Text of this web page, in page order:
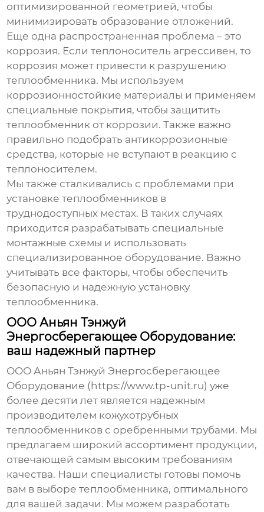
оптимизированной геометрией, чтобы
минимизировать образование отложений.
Еще одна распространенная проблема – это
коррозия. Если теплоноситель агрессивен, то
коррозия может привести к разрушению
теплообменника. Мы используем
коррозионностойкие материалы и применяем
специальные покрытия, чтобы защитить
теплообменник от коррозии. Также важно
правильно подобрать антикоррозионные
средства, которые не вступают в реакцию с
теплоносителем.
Мы также сталкивались с проблемами при
установке теплообменников в
труднодоступных местах. В таких случаях
приходится разрабатывать специальные
монтажные схемы и использовать
специализированное оборудование. Важно
учитывать все факторы, чтобы обеспечить
безопасную и надежную установку
теплообменника.
ООО Аньян Тэнжуй
Энергосберегающее Оборудование:
ваш надежный партнер
ООО Аньян Тэнжуй Энергосберегающее
Оборудование (https://www.tp-unit.ru) уже
более десяти лет является надежным
производителем кожухотрубных
теплообменников с оребренными трубами. Мы
предлагаем широкий ассортимент продукции,
отвечающей самым высоким требованиям
качества. Наши специалисты готовы помочь
вам в выборе теплообменника, оптимального
для вашей задачи. Мы можем разработать